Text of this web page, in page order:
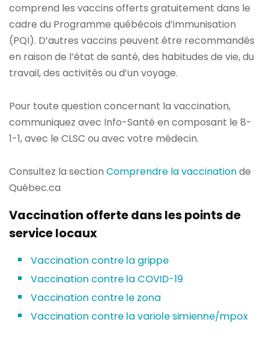
comprend les vaccins offerts gratuitement dans le
cadre du Programme québécois d’immunisation
(PQI). D’autres vaccins peuvent être recommandés
en raison de l’état de santé, des habitudes de vie, du
travail, des activités ou d’un voyage.
Pour toute question concernant la vaccination,
communiquez avec Info-Santé en composant le 8-
1-1, avec le CLSC ou avec votre médecin.
Consultez la sectionComprendre la vaccinationde
Québec.ca
Vaccination offerte dans les points de
service locaux
Vaccination contre la grippe
Vaccination contre la COVID-19
Vaccination contre le zona
Vaccination contre la variole simienne/mpox